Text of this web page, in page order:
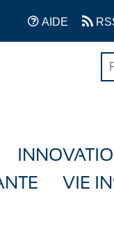
AIDE
VIE